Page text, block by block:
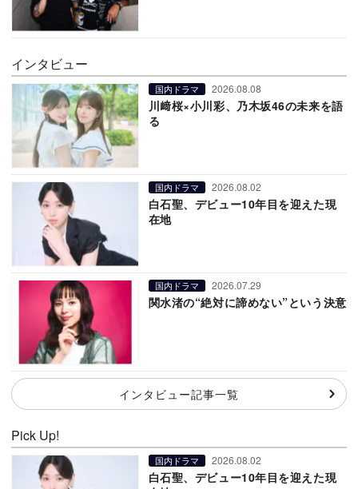
インタビュー
国内ドラマ 2026.08.08
川﨑桜×小川彩、乃木坂46の未来を語
る
国内ドラマ 2026.08.02
白石聖、デビュー10年目を迎えた現
在地
国内ドラマ 2026.07.29
関水渚の“絶対に諦めない”という決意
インタビュー記事一覧
Pick Up!
国内ドラマ 2026.08.02
白石聖、デビュー10年目を迎えた現